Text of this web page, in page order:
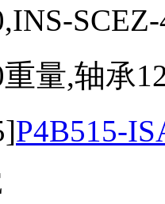
量,轴承
P4B515-